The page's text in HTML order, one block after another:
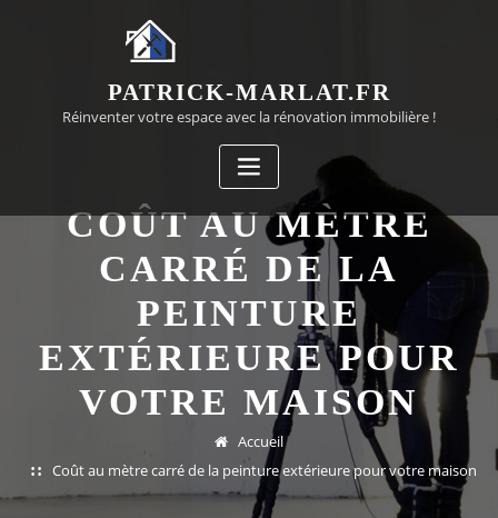
PATRICK-MARLAT.FR
Réinventer votre espace avec la rénovation immobilière !
COÛT AU MÈTRE
CARRÉ DE LA
PEINTURE
EXTÉRIEURE POUR
VOTRE MAISON
Accueil
Coût au mètre carré de la peinture extérieure pour votre maison